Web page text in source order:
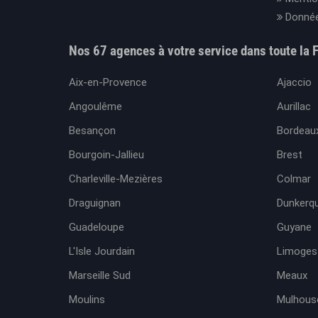
Nos 67 agences à votre service dans toute la
Aix-en-Provence Ajaccio
Angoulême
Aurillac
Besançon
Bourgoin-Jallieu
Brest
Charleville-Mezières
Colmar
Draguignan
Guadeloupe
Guyane
L'Isle Jourdain
Limoges
Marseille Sud
Meaux
Moulins